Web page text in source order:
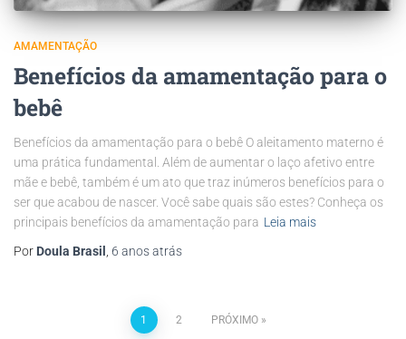
AMAMENTAÇÃO
Benefícios da amamentação para o
bebê
Benefícios da amamentação para o bebê O aleitamento materno é
uma prática fundamental. Além de aumentar o laço afetivo entre
mãe e bebê, também é um ato que traz inúmeros benefícios para o
ser que acabou de nascer. Você sabe quais são estes? Conheça os
principais benefícios da amamentação para Leia mais
Por Doula Brasil , 6 anosatrás
1 2 PRÓXIMO